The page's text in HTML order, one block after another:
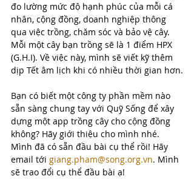
đo lường mức độ hạnh phúc của mỗi cá
nhân, cộng đồng, doanh nghiệp thông
qua việc trồng, chăm sóc và bảo vệ cây.
Mỗi một cây bạn trồng sẽ là 1 điểm HPX
(G.H.I). Về việc này, mình sẽ viết kỹ thêm
dịp Tết âm lịch khi có nhiều thời gian hơn.
Bạn có biết một công ty phần mềm nào
sẵn sàng chung tay với Quỹ Sống để xây
dựng một app trồng cây cho cộng đồng
không? Hãy giới thiệu cho mình nhé.
Mình đã có sẵn đầu bài cụ thể rồi! Hãy
email tới giang.pham@song.org.vn. Mình
sẽ trao đổi cụ thể đầu bài ạ!